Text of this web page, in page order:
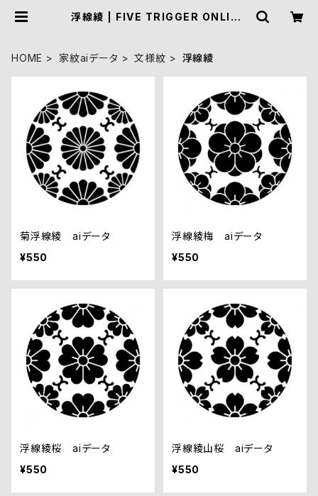
浮線綾 | FIVE TRIGGER ONLINE
HOME 家紋aiデータ 文様紋 浮線綾
菊浮線綾 aiデータ
¥550
浮線綾梅 aiデータ
¥550
浮線綾桜 aiデータ
¥550
浮線綾山桜 aiデータ
¥550